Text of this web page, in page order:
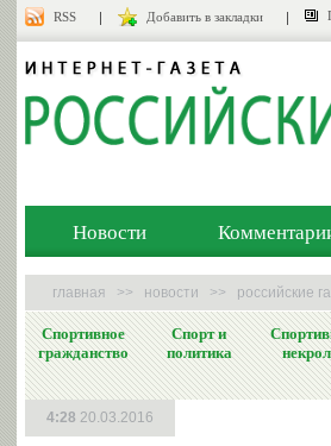
RSS Добавить в закладки
Новости
главная >> новости >> российские
Спортивное
гражданство
Спорт и
политика
4:28 20.03.2016